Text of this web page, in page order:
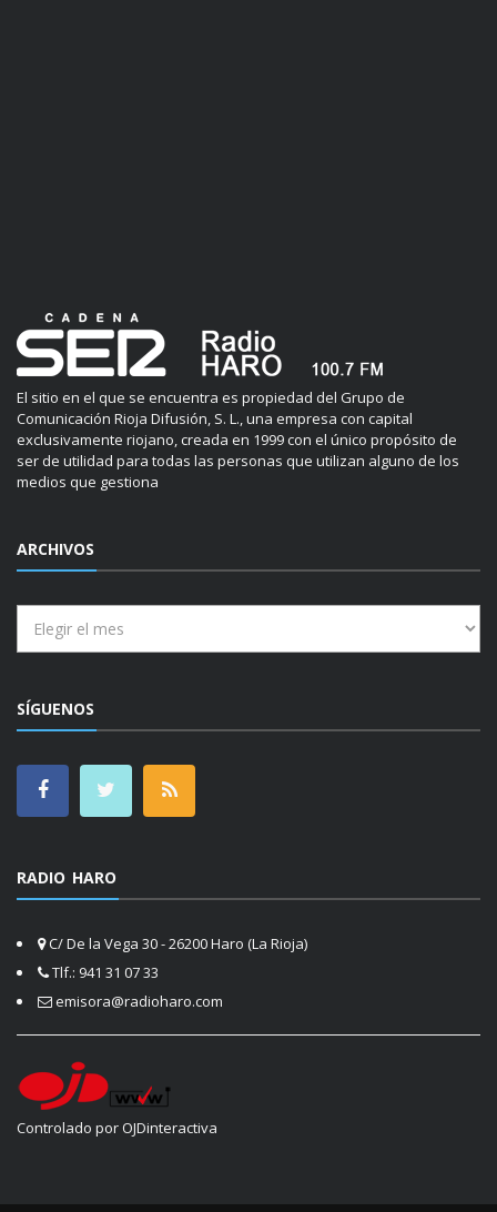
El sitio en el que se encuentra es propiedad del Grupo de
Comunicación Rioja Difusión, S. L., una empresa con capital
exclusivamente riojano, creada en 1999 con el único propósito de
ser de utilidad para todas las personas que utilizan alguno de los
medios que gestiona
ARCHIVOS
SÍGUENOS
RADIO HARO
C/ De la Vega 30 - 26200 Haro (La Rioja)
Tlf.: 941 31 07 33
emisora@radioharo.com
Controlado por OJDinteractiva